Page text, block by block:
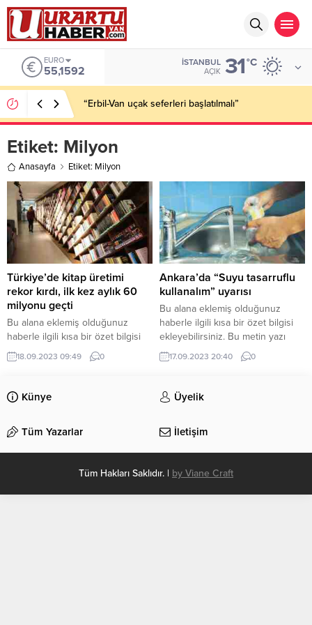
EURO
55,1592
İSTANBUL
AÇIK 31°C
“Erbil-Van uçak seferleri başlatılmalı”
Etiket: Milyon
Anasayfa Etiket: Milyon
Türkiye’de kitap üretimi
rekor kırdı, ilk kez aylık 60
milyonu geçti
Bu alana eklemiş olduğunuz
haberle ilgili kısa bir özet bilgisi
ekleyebilirsiniz. Bu metin yazı
düzenleme sayfasında “Özet”
eklenmişse başlık altında kalın
olarak bu şekilde gösterilir,
18.09.2023 09:49 0
Ankara’da “Suyu tasarruflu
kullanalım” uyarısı
Bu alana eklemiş olduğunuz
haberle ilgili kısa bir özet bilgisi
ekleyebilirsiniz. Bu metin yazı
düzenleme sayfasında “Özet”
bölümünden eklenebilir. Özet
olarak bu şekilde gösterilir,
eklenmemişse bu alan boş kalır.
17.09.2023 20:40 0
Künye Üyelik
Tüm Yazarlar İletişim
Tüm Hakları Saklıdır. | by Viane Craft